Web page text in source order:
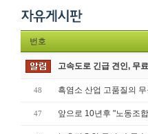
번호
고속도로 긴급 견인, 무
48 흑염소 산업 고품질의
47 앞으로 10년후 "노동조